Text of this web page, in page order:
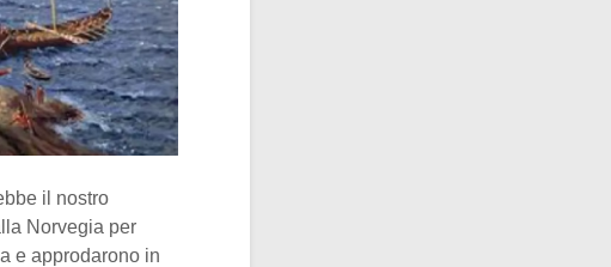
il nostro
Norvegia per
e approdarono in